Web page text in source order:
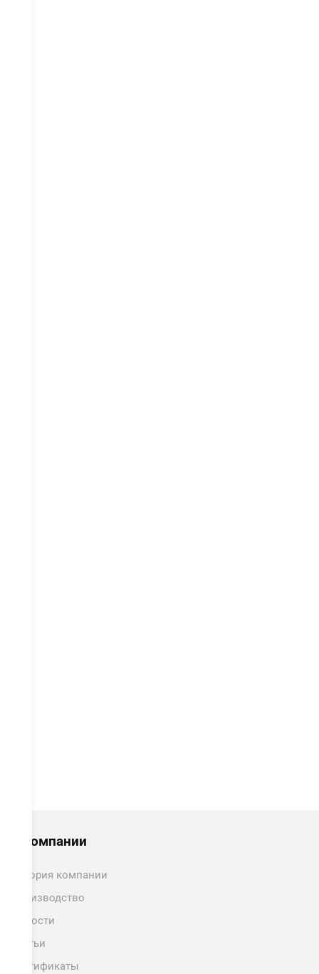
О компании
История компании
Производство
Новости
Статьи
Сертификаты